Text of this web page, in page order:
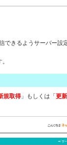
できるようサーバー設
規取得」もしくは「 更新